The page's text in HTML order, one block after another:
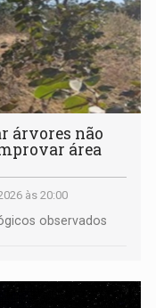
árvores não
área
às 20:00
observados